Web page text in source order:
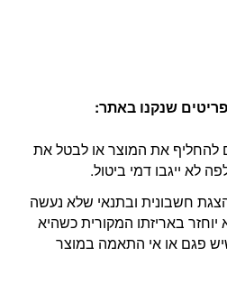
שנקנו באתר:
את המוצר או לבטל את
לא ייגבו דמי ביטול.
הצגת חשבונית ובתנאי שלא נעשה
יוחזר באריזתו המקורית כשהיא
פגם או אי התאמה במוצר